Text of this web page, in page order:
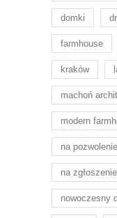
domki
farmhouse
kraków
machoń
modern
na pozwolenie
na zgłoszenie
nowoczesny